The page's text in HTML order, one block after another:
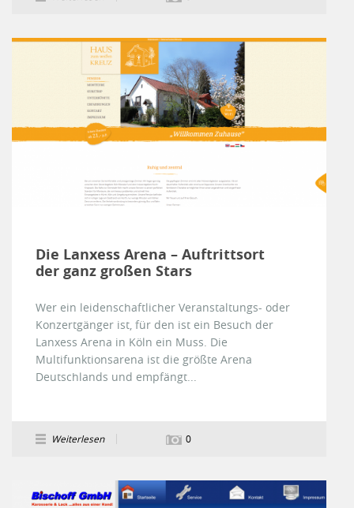
Die Lanxess Arena – Auftrittsort
der ganz großen Stars
Wer ein leidenschaftlicher Veranstaltungs- oder
Konzertgänger ist, für den ist ein Besuch der
Lanxess Arena in Köln ein Muss. Die
Multifunktionsarena ist die größte Arena
Deutschlands und empfängt...
Weiterlesen 0